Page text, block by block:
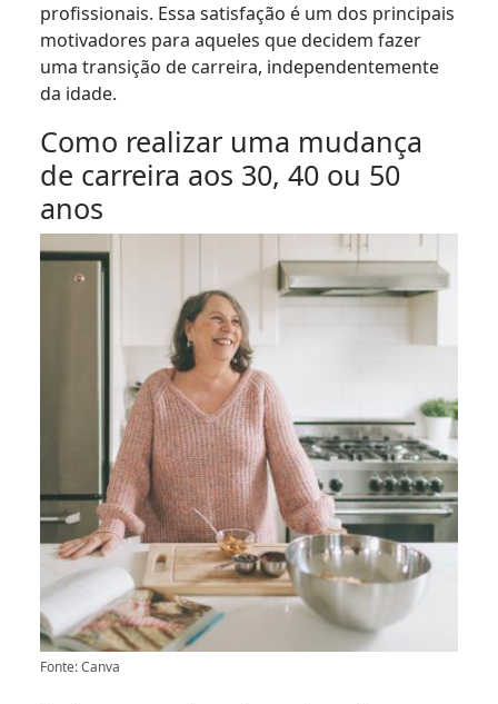
profissionais. Essa satisfação é um dos principais
motivadores para aqueles que decidem fazer
uma transição de carreira, independentemente
da idade.
Como realizar uma mudança
de carreira aos 30, 40 ou 50
anos
Fonte: Canva